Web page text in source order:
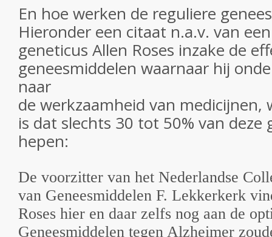
En hoe werken de reguliere
Hieronder een citaat n.a.v. van
geneticus Allen Roses inzake de
geneesmiddelen waarnaar hij
naar
de werkzaamheid van medicijnen,
is dat slechts 30 tot 50% van deze
hepen:
De voorzitter van het Nederlandse
van Geneesmiddelen F. Lekkerkerk
Roses hier en daar zelfs nog aan de
Geneesmiddelen tegen Alzheimer